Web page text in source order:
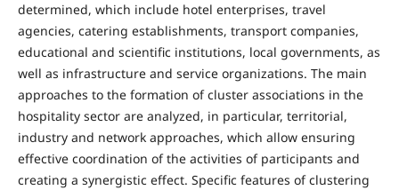
determined, which include hotel enterprises, travel
agencies, catering establishments, transport companies,
educational and scientific institutions, local governments, as
well as infrastructure and service organizations. The main
approaches to the formation of cluster associations in the
hospitality sector are analyzed, in particular, territorial,
industry and network approaches, which allow ensuring
effective coordination of the activities of participants and
creating a synergistic effect. Specific features of clustering